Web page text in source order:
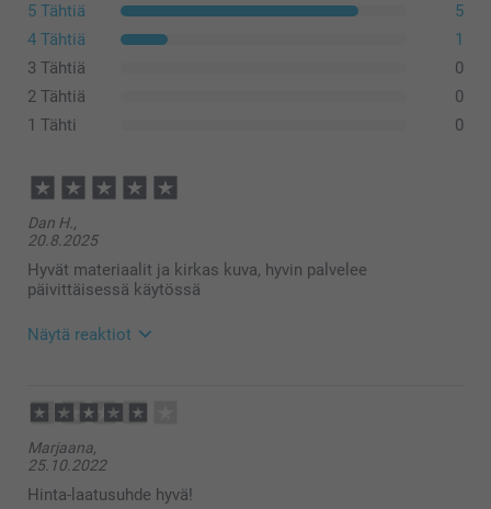
5 Tähtiä
5
4 Tähtiä
1
3 Tähtiä
0
2 Tähtiä
0
1 Tähti
0
Dan H.,
20.8.2025
Hyvät materiaalit ja kirkas kuva, hyvin palvelee
päivittäisessä käytössä
Näytä reaktiot
13:43
Suuret kiitokset ⭐⭐⭐⭐⭐ palautteesta, arvostamme
sitä suuresti. Kiva että pidät lasinalusista, se on aina
kiva laittaa lasi aivan omalle aluselle :)
Marjaana,
25.10.2022
Hinta-laatusuhde hyvä!